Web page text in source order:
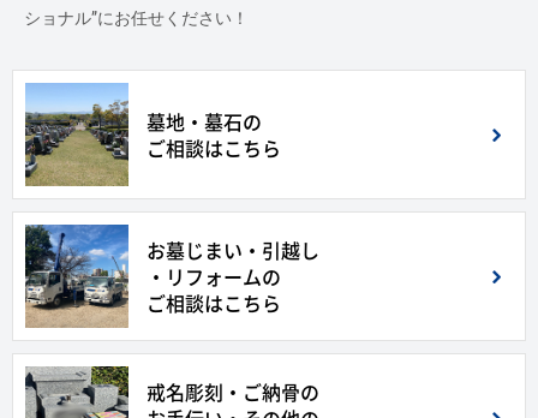
ショナル”にお任せください！
墓地・墓石の
ご相談はこちら
お墓じまい・引越し
・リフォームの
ご相談はこちら
戒名彫刻・ご納骨の